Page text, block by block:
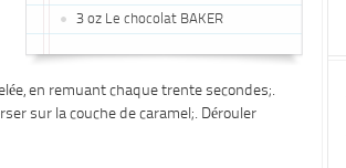
3 oz Le chocolat BAKER
en remuant chaque trente secondes;.
sur la couche de caramel;. Dérouler